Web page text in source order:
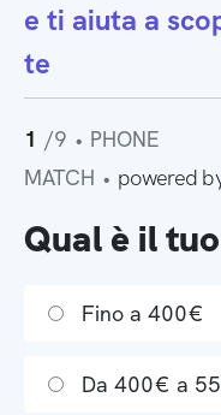
e ti aiuta a
te
1 /9 • PHONE
MATCH • powered
Qual è il
Fino a 400€
Da 400€ a